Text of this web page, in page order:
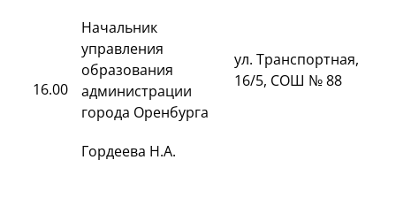
16.00
Начальник
управления
образования
администрации
города Оренбурга
Гордеева Н.А.
ул. Транспортная,
16/5, СОШ № 88